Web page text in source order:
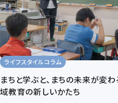
ライフスタイルコラム
まちと学ぶと、まちの未来が変
域教育の新しいかたち